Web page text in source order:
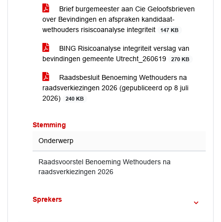
Brief burgemeester aan Cie Geloofsbrieven
over Bevindingen en afspraken kandidaat-
wethouders risiscoanalyse integriteit
147 KB
BING Risicoanalyse integriteit verslag van
bevindingen gemeente Utrecht_260619
270 KB
Raadsbesluit Benoeming Wethouders na
raadsverkiezingen 2026 (gepubliceerd op 8 juli
2026)
240 KB
Stemming
Onderwerp
Raadsvoorstel Benoeming Wethouders na
raadsverkiezingen 2026
Sprekers